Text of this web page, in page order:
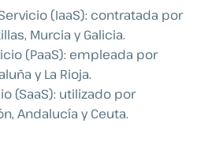
(IaaS): contratada por
Murcia y Galicia.
(PaaS): empleada por
y La Rioja.
(SaaS): utilizado por
Andalucía y Ceuta.